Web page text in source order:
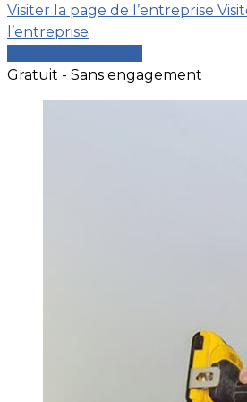
Visiter la page de l’entreprise
l’entreprise
Gratuit - Sans engagement